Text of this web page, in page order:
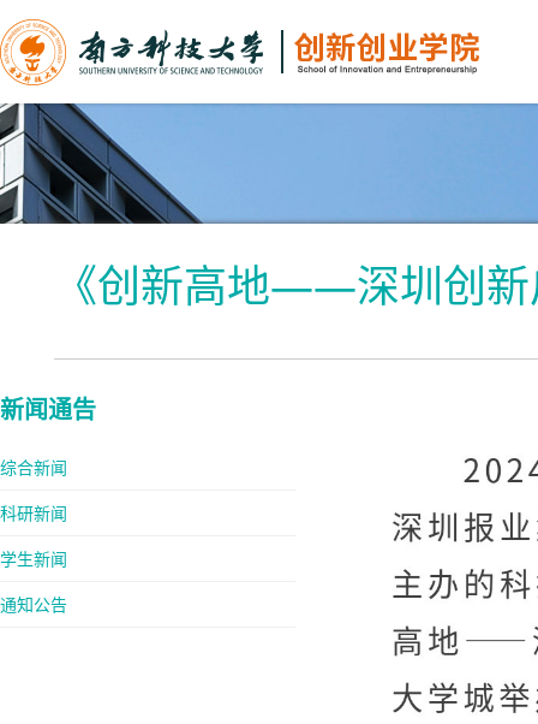
《创新高地——深圳创
新闻通告
综合新闻
科研新闻
学生新闻
通知公告